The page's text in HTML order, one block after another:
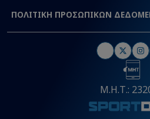
ΠΟΛΙΤΙΚΗ ΠΡΟΣΩΠΙΚΩΝ
Μ.Η.Τ.: